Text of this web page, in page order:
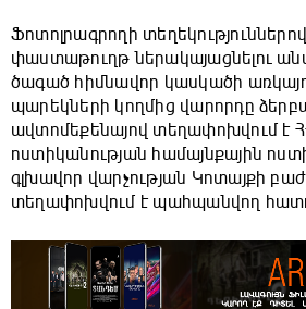
Ֆոտոլրագրողի
փաստաթուղթ ներակայացնելու
ծագած հիմնավոր կասկածի
պարեկների կողմից վարորդը
ավտոմեքենայով տեղափոխվում է
ոստիկանության համայնքային
գլխավոր վարչության Կոտայքի
տեղափոխվում է պահպանվող